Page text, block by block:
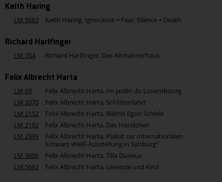
Keith Haring
LM 5683 Keith Haring, Ignorance = Fear, Silence = Death
Richard Harlfinger
LM 354 Richard Harlfinger, Das Altmännerhaus
Felix Albrecht Harta
LM 69
Felix Albrecht Harta, Im Jardin du Luxembourg
LM 2070
Felix Albrecht Harta, Schlittenfahrt
LM 2152
Felix Albrecht Harta, Bildnis Egon Schiele
LM 2192
Felix Albrecht Harta, Das Hündchen
LM 2999
Felix Albrecht Harta, Plakat zur Internationalen
Schwarz-Weiß-Ausstellung in Salzburg"
LM 3606
Felix Albrecht Harta, Tilla Durieux
LM 5682
Felix Albrecht Harta, Lesende und Kind